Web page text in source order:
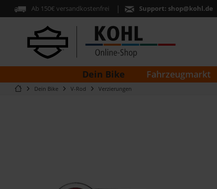
Ab 150€ versandkostenfrei Support: shop@kohl.de
Dein Bike Fahrzeugmarkt
Dein Bike V-Rod Verzierungen